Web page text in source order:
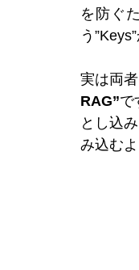
を防ぐ
う
実は両
RAG”で
とし込
み込む